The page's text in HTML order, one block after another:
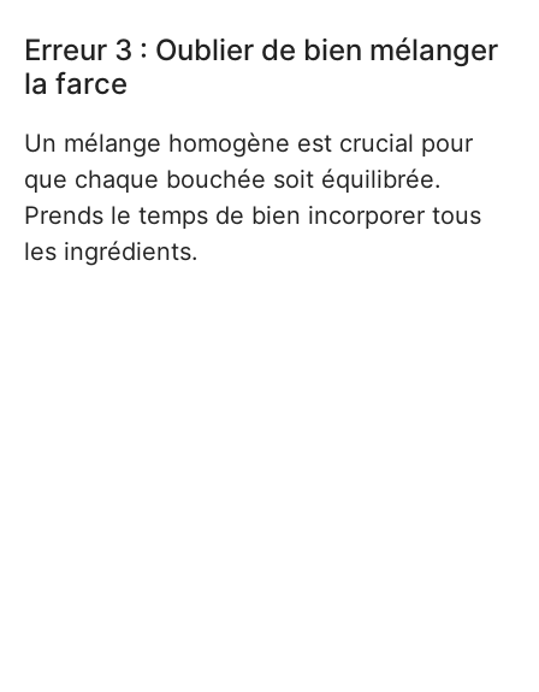
Erreur 3 : Oublier de bien mélanger
la farce
Un mélange homogène est crucial pour
que chaque bouchée soit équilibrée.
Prends le temps de bien incorporer tous
les ingrédients.